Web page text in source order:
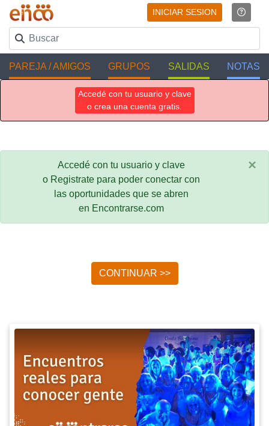
INICIAR SESION
PAREJA / AMIGOS GRUPOS SALIDAS NOTAS
Accedé con tu usuario y clave
o crea una cuenta gratis.
Accedé con tu usuario y clave
o Registrate para poder conectar con
las oportunidades que se abren
en Encontrarse.com
×
CONTINUAR >>